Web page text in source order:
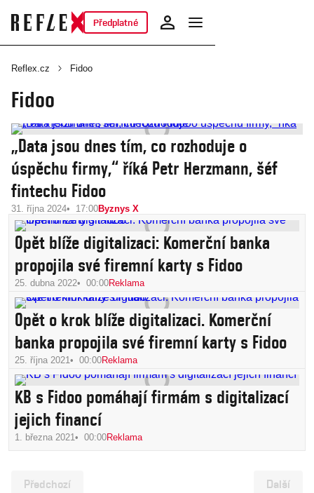
Předplatné
Reflex.cz Fidoo
Fidoo
„Data jsou dnes tím, co rozhoduje o
úspěchu firmy,“ říká Petr Herzmann, šéf
fintechu Fidoo
31. října 2024 17:00Byznys X
Opět blíže digitalizaci: Komerční banka
propojila své firemní karty s Fidoo
25. dubna 2022 00:00Reklama
Opět o krok blíže digitalizaci. Komerční
banka propojila své firemní karty s Fidoo
25. října 2021 00:00Reklama
KB s Fidoo pomáhají firmám s digitalizací
jejich financí
1. března 2021 00:00Reklama
Předchozí Další